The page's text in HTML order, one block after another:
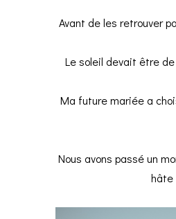
Avant de les retrouver
Le soleil devait être
Ma future mariée a
Nous avons passé un
hâte